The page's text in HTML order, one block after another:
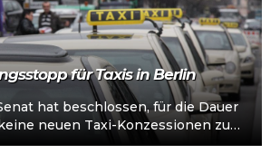
für Taxis in Berlin
hat beschlossen, für die Dauer
neuen Taxi-Konzessionen zu
wird dieser Schritt mit…